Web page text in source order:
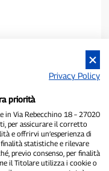
indipendente
- Tribunale di Pavia
Privacy Policy
priorità
in Via Rebecchino 18 – 27020
per assicurare il corretto
e offrirvi un’esperienza di
statistiche e rilevare
previo consenso, per finalità
il Titolare utilizza i cookie o